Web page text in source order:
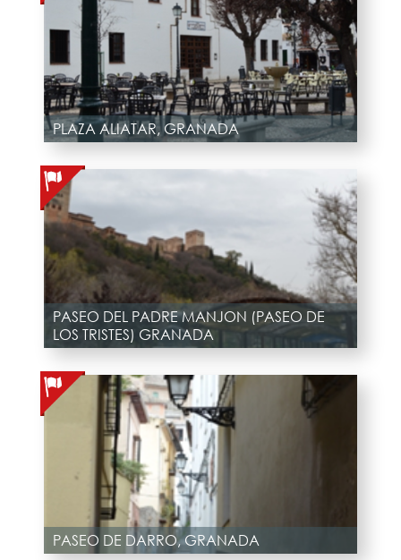
PLAZA ALIATAR, GRANADA
PASEO DEL PADRE MANJON (PASEO DE
LOS TRISTES) GRANADA
PASEO DE DARRO, GRANADA